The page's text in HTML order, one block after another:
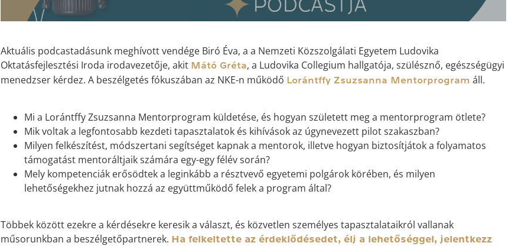
Aktuális podcastadásunk meghívott vendége Biró Éva, a a Nemzeti Közszolgálati Egyetem Ludovika
Oktatásfejlesztési Iroda irodavezetője, akit Mátó Gréta, a Ludovika Collegium hallgatója, szülésznő, egészségügyi
menedzser kérdez. A beszélgetés fókuszában az NKE-n működő Lorántffy Zsuzsanna Mentorprogram áll.
Mi a Lorántffy Zsuzsanna Mentorprogram küldetése, és hogyan született meg a mentorprogram ötlete?
Mik voltak a legfontosabb kezdeti tapasztalatok és kihívások az úgynevezett pilot szakaszban?
Milyen felkészítést, módszertani segítséget kapnak a mentorok, illetve hogyan biztosítjátok a folyamatos
támogatást mentoráltjaik számára egy-egy félév során?
Mely kompetenciák erősödtek a leginkább a résztvevő egyetemi polgárok körében, és milyen
lehetőségekhez jutnak hozzá az együttműködő felek a program által?
Többek között ezekre a kérdésekre keresik a választ, és közvetlen személyes tapasztalataikról vallanak
műsorunkban a beszélgetőpartnerek. Ha felkeltette az érdeklődésedet, élj a lehetőséggel, jelentkezz